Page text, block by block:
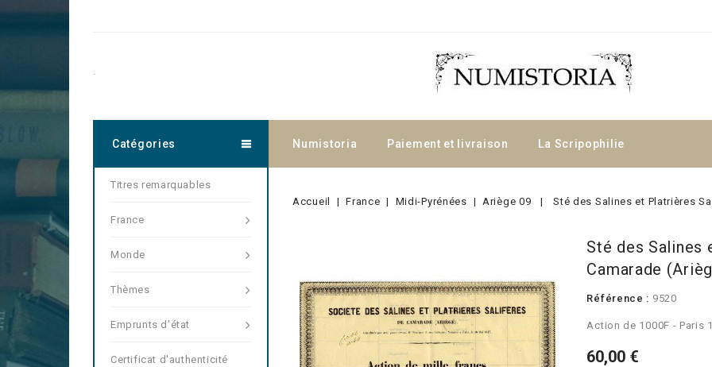
.
Numistoria Paiement et livraison La Scripophilie
Catégories
Titres remarquables
France
Monde
Thèmes
Emprunts d'état
Certificat d'authenticité
Accueil France Midi-Pyrénées Ariège 09 Sté des Salines et Platrières
Sté des Salines
Camarade
Référence : 9520
Action de 1000F - Paris
60,00 €